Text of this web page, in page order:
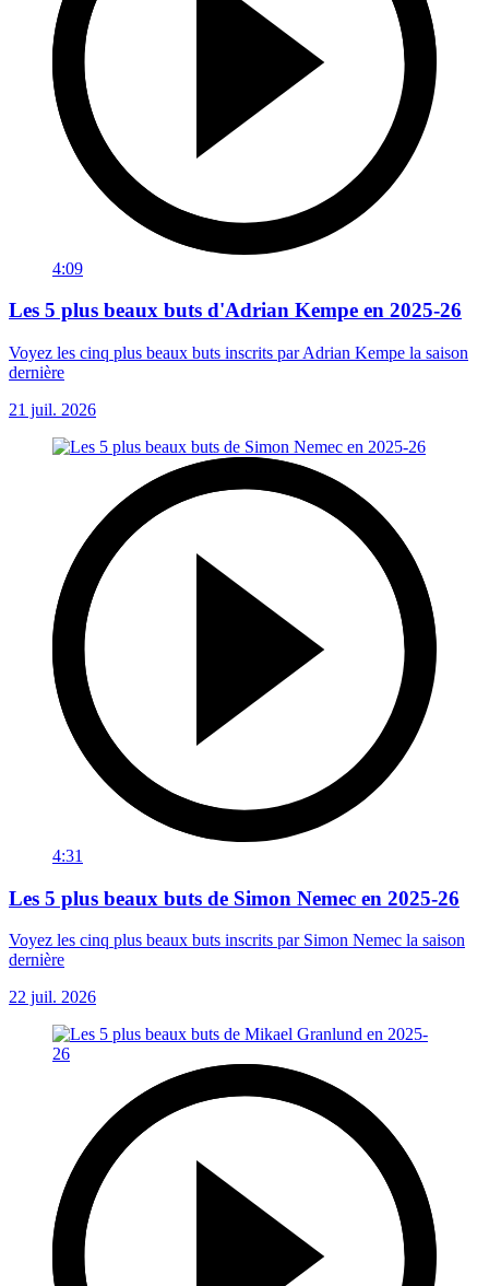
4:09
Les 5 plus beaux buts d'Adrian Kempe en 2025-26
Voyez les cinq plus beaux buts inscrits par Adrian Kempe la saison
dernière
21 juil. 2026
4:31
Les 5 plus beaux buts de Simon Nemec en 2025-26
Voyez les cinq plus beaux buts inscrits par Simon Nemec la saison
dernière
22 juil. 2026